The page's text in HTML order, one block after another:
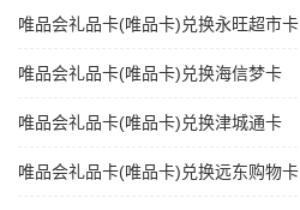
唯品会礼品卡(唯品卡)兑换永旺超市卡
唯品会礼品卡(唯品卡)兑换海信梦卡
唯品会礼品卡(唯品卡)兑换津城通卡
唯品会礼品卡(唯品卡)兑换远东购物卡